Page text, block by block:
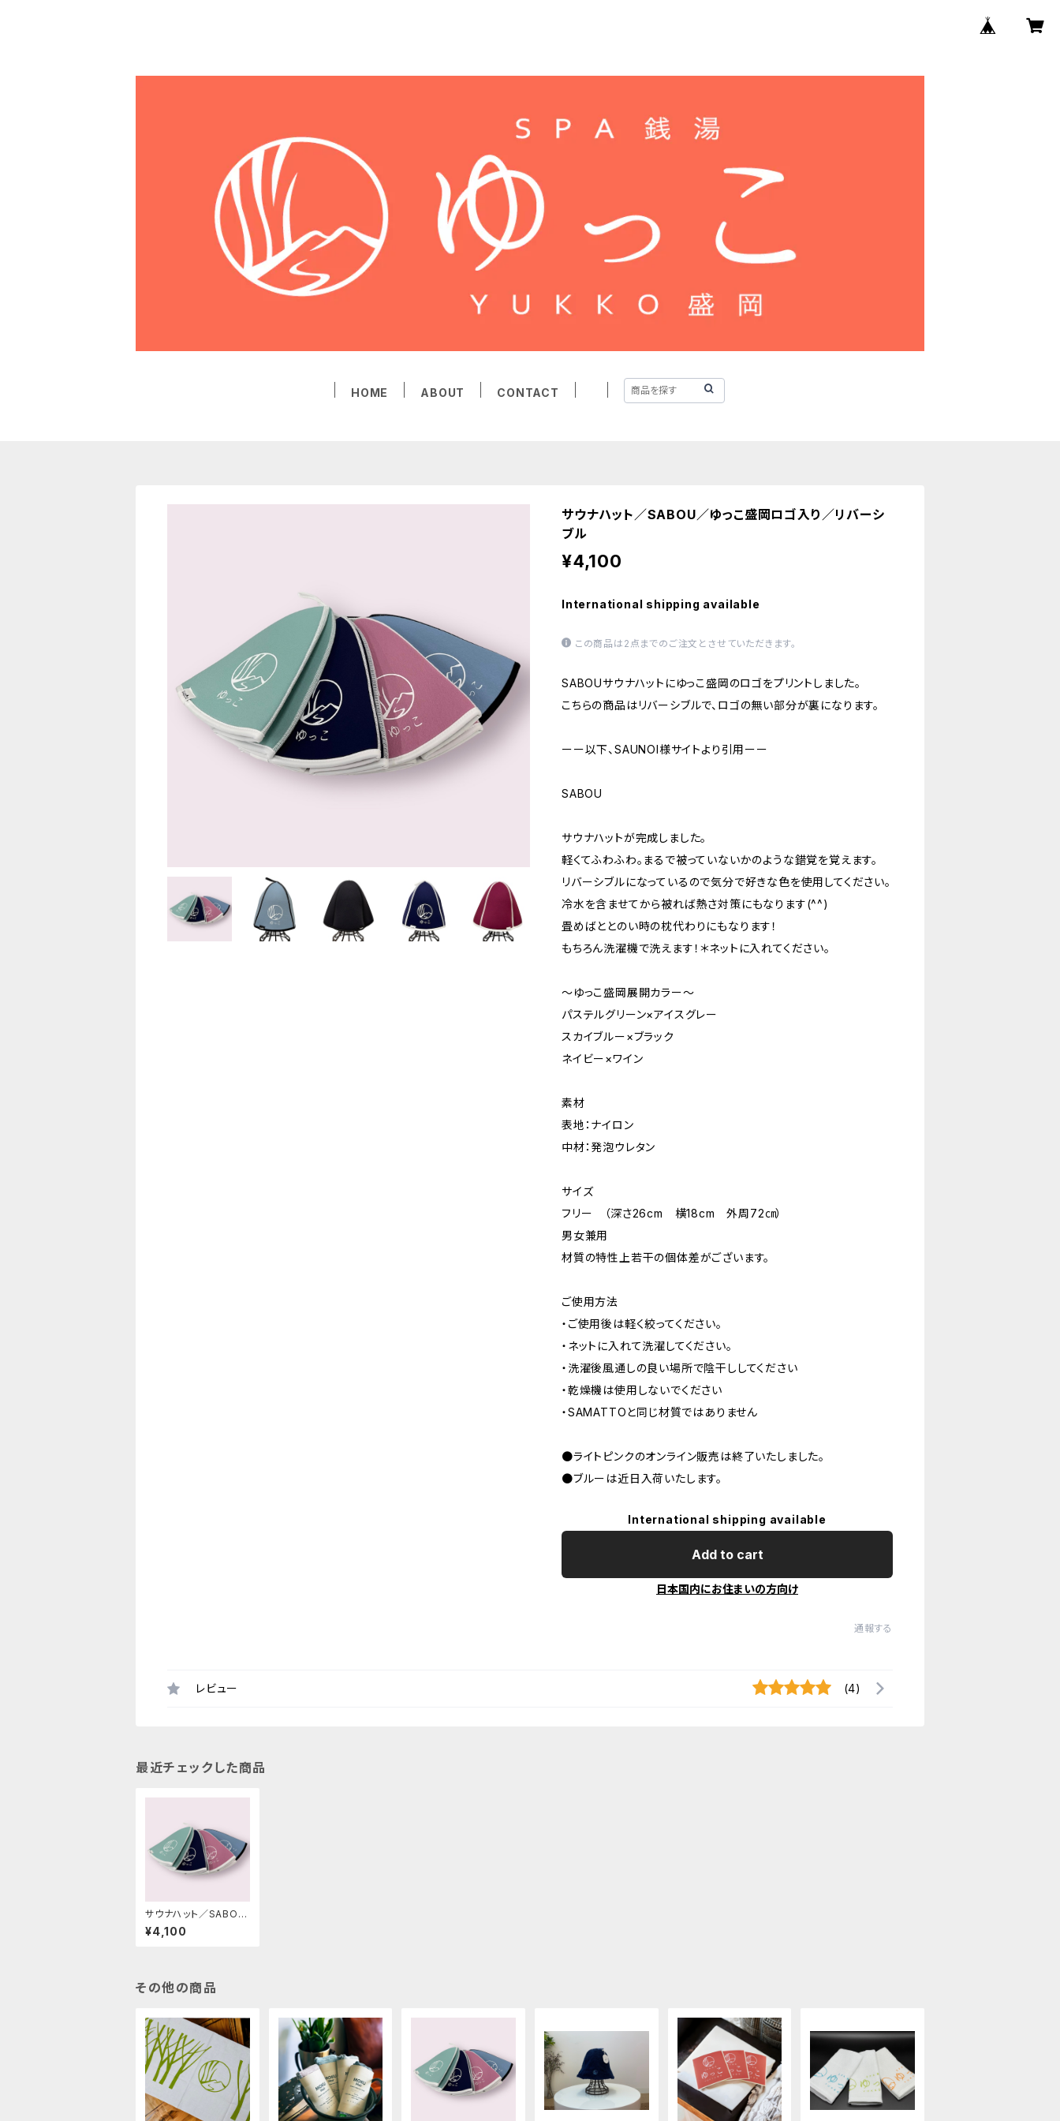
HOME ABOUT CONTACT
サウナハット／SABOU／ゆっこ盛岡ロゴ入り／リバーシ
ブル
¥4,100
International shipping available
この商品は2点までのご注文とさせていただきます。
SABOUサウナハットにゆっこ盛岡のロゴをプリントしました。
こちらの商品はリバーシブルで、ロゴの無い部分が裏になります。
ーー以下、SAUNOI様サイトより引用ーー
SABOU
サウナハットが完成しました。
軽くてふわふわ。まるで被っていないかのような錯覚を覚えます。
リバーシブルになっているので気分で好きな色を使用してください。
冷水を含ませてから被れば熱さ対策にもなります(^^)
畳めばととのい時の枕代わりにもなります！
もちろん洗濯機で洗えます！＊ネットに入れてください。
～ゆっこ盛岡展開カラー～
パステルグリーン×アイスグレー
スカイブルー×ブラック
ネイビー×ワイン
素材
表地：ナイロン
中材：発泡ウレタン
サイズ
フリー （深さ26cm 横18cm 外周72㎝）
男女兼用
材質の特性上若干の個体差がございます。
ご使用方法
・ご使用後は軽く絞ってください。
・ネットに入れて洗濯してください。
・洗濯後風通しの良い場所で陰干ししてください
・乾燥機は使用しないでください
・SAMATTOと同じ材質ではありません
●ライトピンクのオンライン販売は終了いたしました。
●ブルーは近日入荷いたします。
International shipping available
Add to cart
日本国内にお住まいの方向け
通報する
レビュー (4)
最近チェックした商品
サウナハット／SABOU
／ゆっこ盛岡ロゴ入り
／リバーシブル
¥4,100
その他の商品